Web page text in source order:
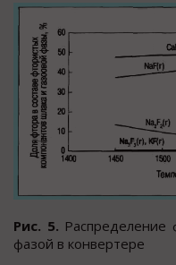
Рис. 5.
фазой в конвертере